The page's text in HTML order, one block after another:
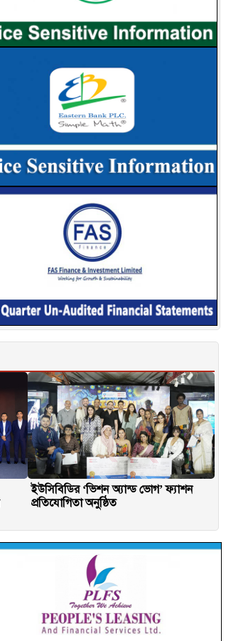
ইউসিবিডির ‘ভিশন অ্যান্ড ভোগ’ ফ্যাশন
প্রতিযোগিতা অনুষ্ঠিত